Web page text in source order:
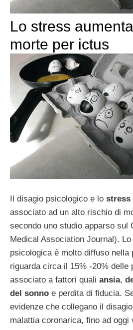
Lo stress
morte per ictus
Il disagio psicologico e lo stress
associato ad un alto rischio di
secondo uno studio apparso sul
Medical Association Journal).
psicologica è molto diffuso nella
riguarda circa il 15% -20% delle
associato a fattori quali ansia,
del sonno e perdita di fiducia.
evidenze che collegano il
malattia coronarica, fino ad oggi